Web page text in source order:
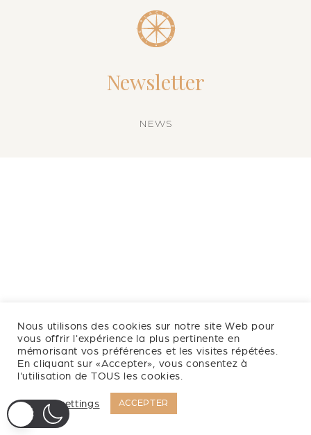
Newsletter
NEWS
Nous utilisons des cookies sur notre site Web pour
vous offrir l'expérience la plus pertinente en
mémorisant vos préférences et les visites répétées.
En cliquant sur «Accepter», vous consentez à
l'utilisation de TOUS les cookies.
Cookie settings ACCEPTER